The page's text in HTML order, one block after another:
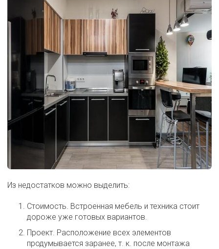
Из недостатков можно выделить:
Стоимость. Встроенная мебель и техника стоит
дороже уже готовых вариантов.
Проект. Расположение всех элементов
продумывается заранее, т. к. после монтажа